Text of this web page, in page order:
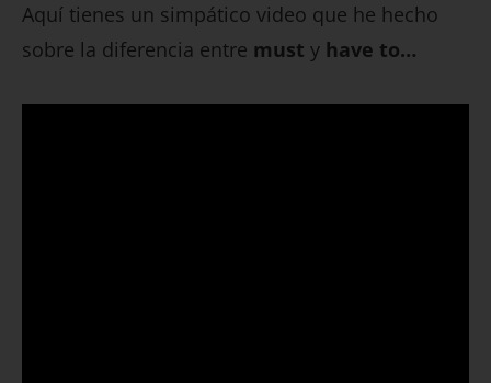
Aquí tienes un simpático video que he hecho
sobre la diferencia entre must y have to…